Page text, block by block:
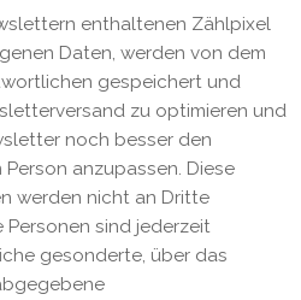
enthaltenen Zählpixel
Daten, werden von dem
gespeichert und
zu optimieren und
noch besser den
anzupassen. Diese
werden nicht an Dritte
sind jederzeit
gesonderte, über das